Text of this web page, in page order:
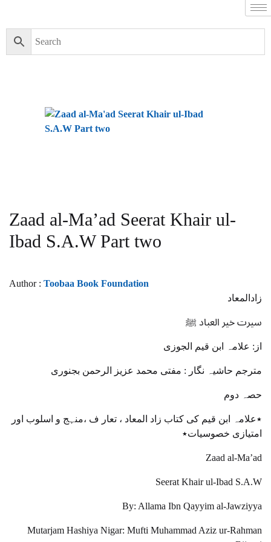
Zaad al-Ma’ad Seerat Khair ul-
Ibad S.A.W Part two
Author : Toobaa Book Foundation
زادالمعاد
سیرت خیر العباد ﷺ
از: علامہ ابن قیم الجوزی
مترجم حاشیہ نگار : مفتی محمد عزیز الرحمن بجنوری
حصہ دوم
٭علامہ ابن قیم کی کتاب زاد المعاد ، تعار ف ،منہج و اسلوب اور
امتیازی خصوسیات٭
Zaad al-Ma’ad
Seerat Khair ul-Ibad S.A.W
By: Allama Ibn Qayyim al-Jawziyya
Mutarjam Hashiya Nigar: Mufti Muhammad Aziz ur-Rahman